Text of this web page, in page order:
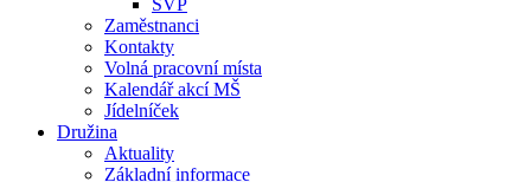
ŠVP
Zaměstnanci
Kontakty
Volná pracovní místa
Kalendář akcí MŠ
Jídelníček
Družina
Aktuality
Základní informace